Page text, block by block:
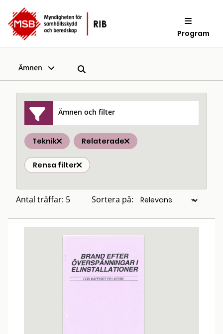
Program
Ämnen
Ämnen och filter
Teknik Relaterade
Rensa filter
Antal träffar: 5 Sortera på: